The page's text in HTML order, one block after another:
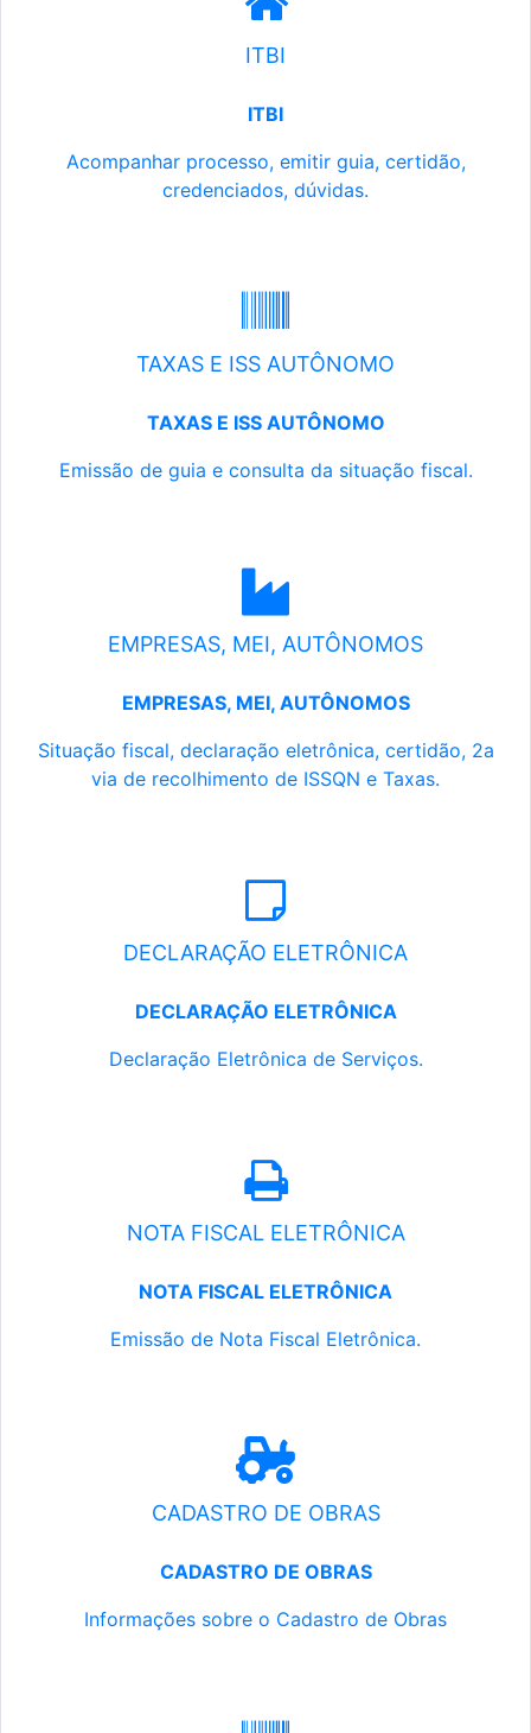
ITBI
ITBI
Acompanhar processo, emitir guia, certidão,
credenciados, dúvidas.
TAXAS E ISS AUTÔNOMO
TAXAS E ISS AUTÔNOMO
Emissão de guia e consulta da situação fiscal.
EMPRESAS, MEI, AUTÔNOMOS
EMPRESAS, MEI, AUTÔNOMOS
Situação fiscal, declaração eletrônica, certidão, 2a
via de recolhimento de ISSQN e Taxas.
DECLARAÇÃO ELETRÔNICA
DECLARAÇÃO ELETRÔNICA
Declaração Eletrônica de Serviços.
NOTA FISCAL ELETRÔNICA
NOTA FISCAL ELETRÔNICA
Emissão de Nota Fiscal Eletrônica.
CADASTRO DE OBRAS
CADASTRO DE OBRAS
Informações sobre o Cadastro de Obras